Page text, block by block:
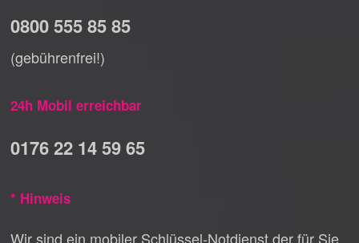
0800 555 85 85
(gebührenfrei!)
24h Mobil erreichbar
0176 22 14 59 65
* Hinweis
Wir sind ein mobiler Schlüssel-Notdienst der für Sie